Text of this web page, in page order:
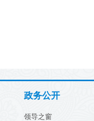
政务公开
领导之窗